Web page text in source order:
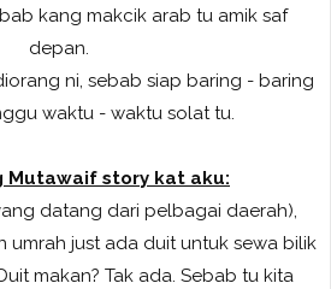
kang makcik arab tu amik saf
depan.
ni, sebab siap baring - baring
waktu - waktu solat tu.
Mutawaif story kat aku:
datang dari pelbagai daerah),
umrah just ada duit untuk sewa bilik
makan? Tak ada. Sebab tu kita